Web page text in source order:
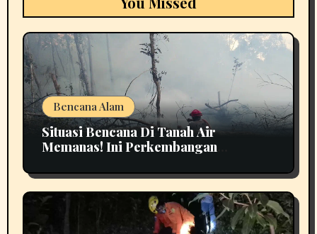
Bencana Alam
Situasi Bencana Di Tanah Air
Memanas! Ini Perkembangan